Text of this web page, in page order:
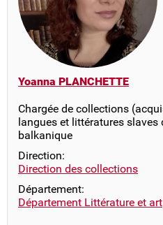
Yoanna PLANCHETTE
Chargée de collections
langues et littératures slaves
balkanique
Direction:
Direction des collections
Département:
Département Littérature et art